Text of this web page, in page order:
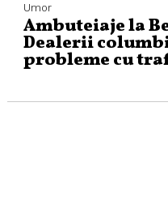
Umor
Ambuteiaje la
Dealerii
probleme cu